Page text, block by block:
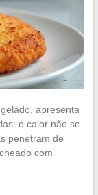
apresenta
o calor não se
penetram de
com